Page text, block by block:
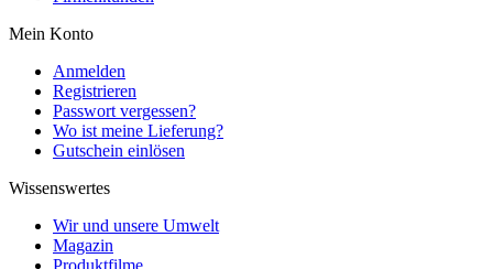
Mein Konto
Anmelden
Registrieren
Passwort vergessen?
Wo ist meine Lieferung?
Gutschein einlösen
Wissenswertes
Wir und unsere Umwelt
Magazin